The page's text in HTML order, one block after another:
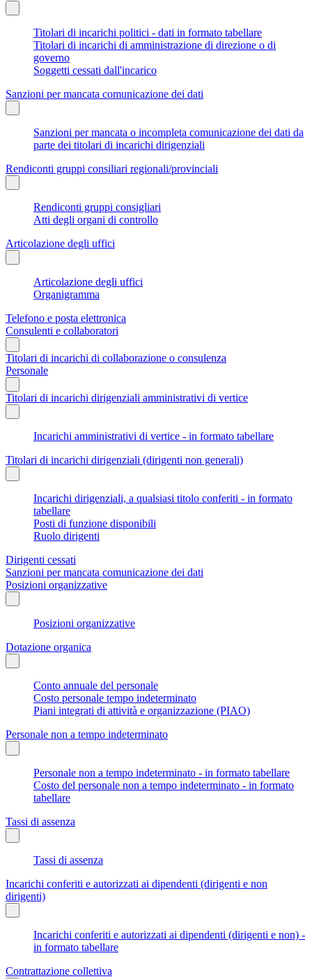
Titolari di incarichi politici - dati in formato tabellare
Titolari di incarichi di amministrazione di direzione o di
governo
Soggetti cessati dall'incarico
Sanzioni per mancata comunicazione dei dati
Sanzioni per mancata o incompleta comunicazione dei dati da
parte dei titolari di incarichi dirigenziali
Rendiconti gruppi consiliari regionali/provinciali
Rendiconti gruppi consigliari
Atti degli organi di controllo
Articolazione degli uffici
Articolazione degli uffici
Organigramma
Telefono e posta elettronica
Consulenti e collaboratori
Titolari di incarichi di collaborazione o consulenza
Personale
Titolari di incarichi dirigenziali amministrativi di vertice
Incarichi amministrativi di vertice - in formato tabellare
Titolari di incarichi dirigenziali (dirigenti non generali)
Incarichi dirigenziali, a qualsiasi titolo conferiti - in formato
tabellare
Posti di funzione disponibili
Ruolo dirigenti
Dirigenti cessati
Sanzioni per mancata comunicazione dei dati
Posizioni organizzative
Posizioni organizzative
Dotazione organica
Conto annuale del personale
Costo personale tempo indeterminato
Piani integrati di attività e organizzazione (PIAO)
Personale non a tempo indeterminato
Personale non a tempo indeterminato - in formato tabellare
Costo del personale non a tempo indeterminato - in formato
tabellare
Tassi di assenza
Tassi di assenza
Incarichi conferiti e autorizzati ai dipendenti (dirigenti e non
dirigenti)
Incarichi conferiti e autorizzati ai dipendenti (dirigenti e non) -
in formato tabellare
Contrattazione collettiva